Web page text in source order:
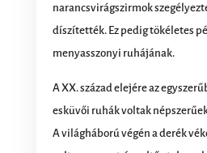
narancsvirágszirmok
díszítették. Ez pedig tökéletes
menyasszonyi ruhájának.
A XX. század elejére az
esküvői ruhák voltak
A világháború végén a derék